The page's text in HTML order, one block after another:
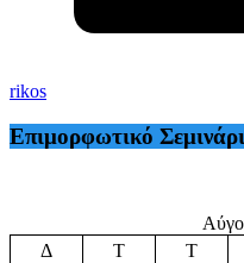
rikos
Επιμορφωτικό
Δ
Τ Τ